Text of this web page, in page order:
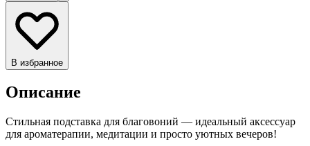
В избранное
Описание
Стильная подставка для благовоний — идеальный аксессуар
для ароматерапии, медитации и просто уютных вечеров!